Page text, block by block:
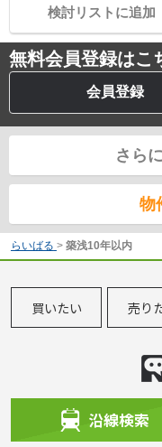
検討リストに追加
無料会員登録はこ
会員登録
さら
物
らいばる > 築浅10年以内
買いたい 売り
沿線検索